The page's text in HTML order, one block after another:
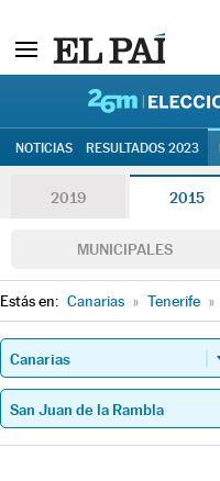
NOTICIAS RESULTADOS 2023
2019 2015
MUNICIPALES
Estás en: Canarias » Tenerife »